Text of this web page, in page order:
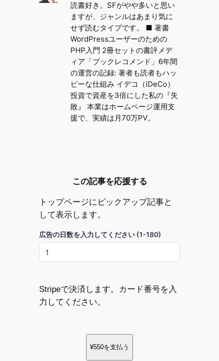
読書好き。SFがやや多いと思い
ますが、ジャンルはあまり気に
せず読むタイプです。 ■ 著書
WordPressユーザーのための
PHP入門 2冊セットの書評メデ
ィア「ブックレコメンド」6年間
の運営の記録: 著者も読者もハッ
ピーな仕組み イデコ（iDeCo）
投資で資産を3倍にした私の『失
敗』 本業はホームページ運用支
援で、実績は月70万PV。
この記事を応援する
トップページにピックアップ記事と
して表示します。
広告の日数を入力してください (1-180)
Stripeで決済します。カード番号を入
力してください。
¥550を支払う